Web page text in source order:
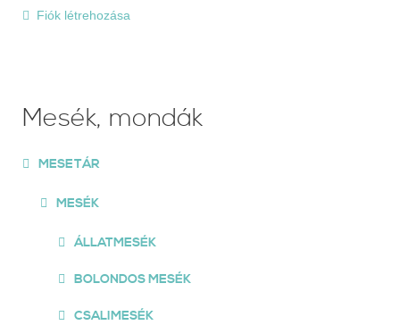
Fiók létrehozása
Mesék, mondák
MESETÁR
MESÉK
ÁLLATMESÉK
BOLONDOS MESÉK
CSALIMESÉK